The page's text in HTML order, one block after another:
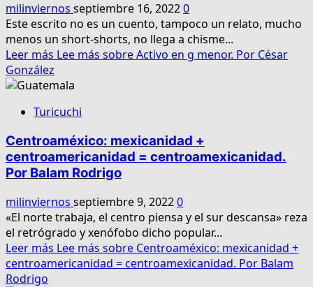
milinviernos septiembre 16, 20220
Este escrito no es un cuento, tampoco un relato, mucho
menos un short-shorts, no llega a chisme...
Leer más Lee más sobre Activo en g menor. Por César
González
Turicuchi
Centroaméxico: mexicanidad +
centroamericanidad = centroamexicanidad.
Por Balam Rodrigo
milinviernos septiembre 9, 20220
«El norte trabaja, el centro piensa y el sur descansa» reza
el retrógrado y xenófobo dicho popular...
Leer más Lee más sobre Centroaméxico: mexicanidad +
centroamericanidad = centroamexicanidad. Por Balam
Rodrigo